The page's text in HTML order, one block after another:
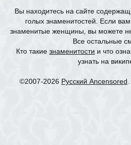
Вы находитесь на сайте
голых знаменитостей. Если
знаменитые женщины, вы можете
Все остальные
Кто такие знаменитости и что
узнать на
©2007-2026 Русский Ancensored